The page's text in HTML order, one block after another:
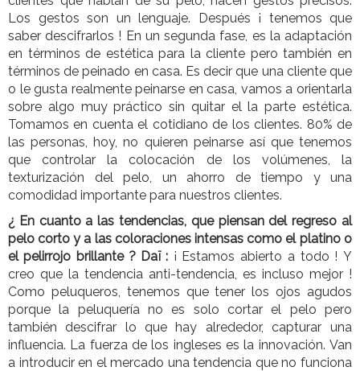
Los gestos son un lenguaje. Después ¡ tenemos que
saber descifrarlos ! En un segunda fase, es la adaptación
en términos de estética para la cliente pero también en
términos de peinado en casa. Es decir que una cliente que
o le gusta realmente peinarse en casa, vamos a orientarla
sobre algo muy práctico sin quitar el la parte estética.
Tomamos en cuenta el cotidiano de los clientes. 80% de
las personas, hoy, no quieren peinarse así que tenemos
que controlar la colocación de los volúmenes, la
texturización del pelo, un ahorro de tiempo y una
comodidad importante para nuestros clientes.
¿ En cuanto a las tendencias, que piensan del regreso al
pelo corto y a las coloraciones intensas como el platino o
el pelirrojo brillante ? Daï : ¡ Estamos abierto a todo ! Y
creo que la tendencia anti-tendencia, es incluso mejor !
Como peluqueros, tenemos que tener los ojos agudos
porque la peluquería no es solo cortar el pelo pero
también descifrar lo que hay alrededor, capturar una
influencia. La fuerza de los ingleses es la innovación. Van
a introducir en el mercado una tendencia que no funciona